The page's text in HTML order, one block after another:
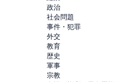
政治
社会問題
事件・犯罪
外交
教育
歴史
軍事
宗教